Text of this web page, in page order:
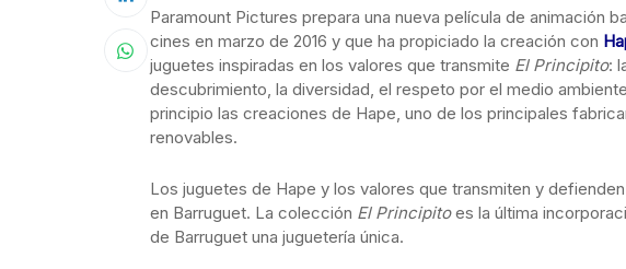
Paramount Pictures prepara una nueva película de animación
cines en marzo de 2016 y que ha propiciado la creación con
juguetes inspiradas en los valores que transmite El Principito:
descubrimiento, la diversidad, el respeto por el medio
principio las creaciones de Hape, uno de los principales
renovables.
Los juguetes de Hape y los valores que transmiten y
en Barruguet. La colección El Principitoes la última
de Barruguet una juguetería única.